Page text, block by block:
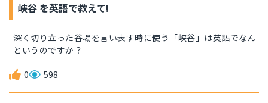
峡谷 を英語で教えて!
深く切り立った谷場を言い表す時に使う「峡谷」は英語でなん
というのですか？
0 598